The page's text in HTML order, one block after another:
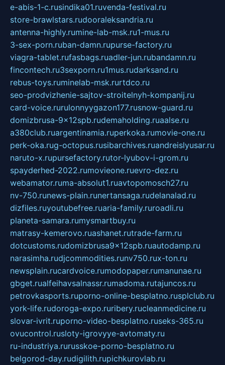
e-abis-1-c.rusindika01.ruvenda-festival.ru
store-brawlstars.rudooraleksandria.ru
antenna-highly.rumine-lab-msk.ru1-mus.ru
3-sex-porn.ruban-damn.rupurse-factory.ru
viagra-tablet.rufasbags.ruadler-jun.rubandamn.ru
fincontech.ru3sexporn.ru1mus.rudarksand.ru
rebus-toys.ruminelab-msk.rurtdco.ru
seo-prodvizhenie-sajtov-stroitelnyh-kompanij.ru
card-voice.rurulonnyygazon177.rusnow-guard.ru
domizbrusa-9x12spb.rudemaholding.ruaalse.ru
a380club.ruargentinamia.ruperkoka.rumovie-one.ru
perk-oka.rug-octopus.rusibarchives.ruandreislyusar.ru
naruto-x.rupursefactory.rutor-lyubov-i-grom.ru
spayderhed-2022.rumovieone.ruevro-dez.ru
webamator.ruma-absolut1.ruavtopomosch27.ru
nv-750.runews-plain.runertansaga.rudelanalad.ru
dizfiles.ruyoutubefree.ruaria-family.ruroadli.ru
planeta-samara.rumysmartbuy.ru
matrasy-kemerovo.ruashanet.rutrade-farm.ru
dotcustoms.rudomizbrusa9x12spb.ruautodamp.ru
narasimha.rudjcommodities.runv750.rux-ton.ru
newsplain.rucardvoice.rumodopaper.rumanunae.ru
gbget.rualfeihavsalnassr.rumadoma.rutajuncos.ru
petrovkasports.ruporno-online-besplatno.rusplclub.ru
york-life.rudoroga-expo.ruribery.rucleanmedicine.ru
slovar-ivrit.ruporno-video-besplatno.ruseks-365.ru
ovucontrol.rusloty-igrovyye-avtomaty.ru
ru-industriya.rurusskoe-porno-besplatno.ru
belgorod-day.rudigilith.rupichkurovlab.ru